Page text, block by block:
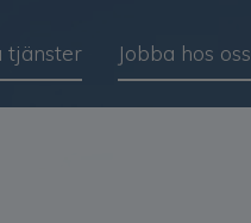
tjänster Jobba hos oss